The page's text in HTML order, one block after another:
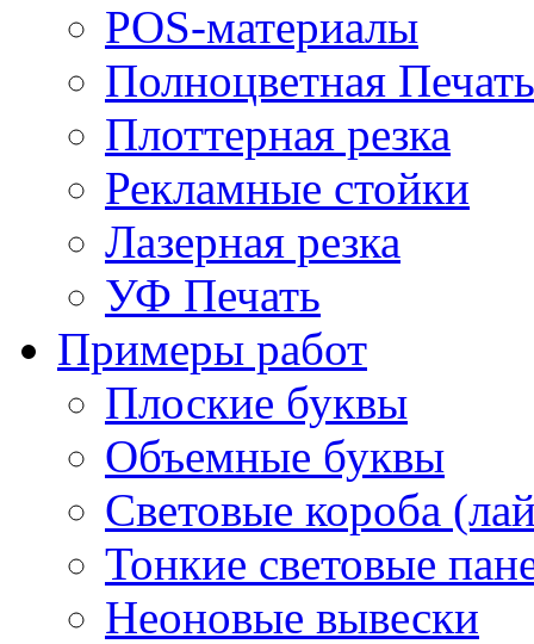
POS-материалы
Полноцветная Печать
Плоттерная резка
Рекламные стойки
Лазерная резка
УФ Печать
Примеры работ
Плоские буквы
Объемные буквы
Световые короба
Тонкие световые
Неоновые вывески